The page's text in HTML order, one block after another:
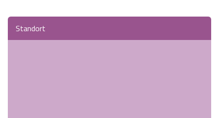
Standort